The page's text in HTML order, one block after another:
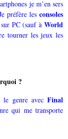
je m’en sers
préfère les consoles
sur PC (sauf àWorld
tourner les jeux les
?
le genre avec Final
qui me transporte